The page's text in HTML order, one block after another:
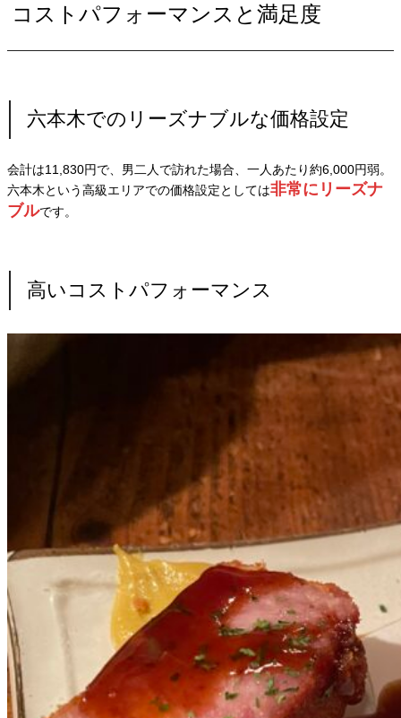
コストパフォーマンスと満足度
六本木でのリーズナブルな価格設定
会計は11,830円で、男二人で訪れた場合、一人あたり約6,000円弱。
六本木という高級エリアでの価格設定としては非常にリーズナ
ブルです。
高いコストパフォーマンス